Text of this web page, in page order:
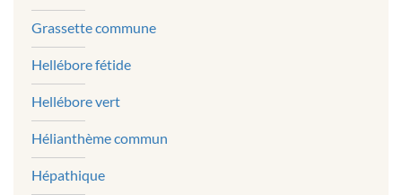
Grassette commune
Hellébore fétide
Hellébore vert
Hélianthème commun
Hépathique